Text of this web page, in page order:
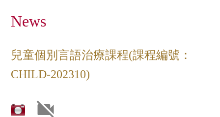
News
兒童個別言語治療課程(課程編號：
CHILD-202310)